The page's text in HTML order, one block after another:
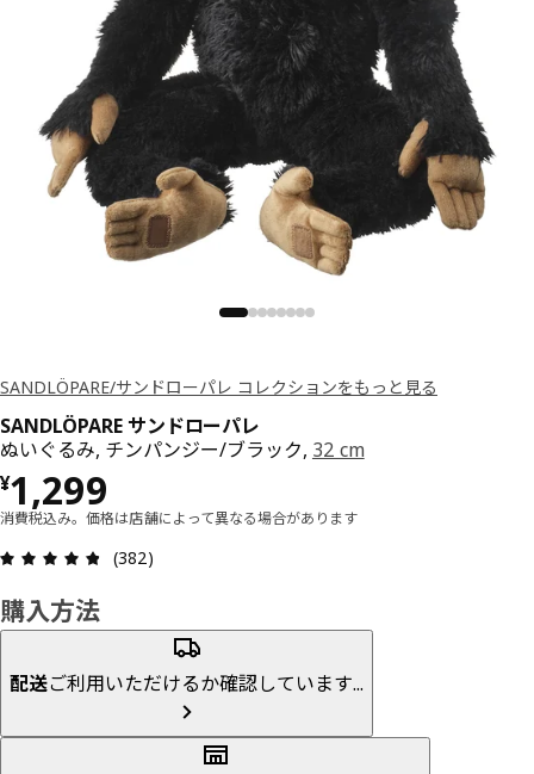
SANDLÖPARE/サンドローパレ コレクションをもっと見る
SANDLÖPARE サンドローパレ
ぬいぐるみ, チンパンジー/ブラック, 32 cm
¥1,299
価格 ¥ 1299
消費税込み。価格は店舗によって異なる場合があります
(382)
購入方法
配送ご利用いただけるか確認しています...